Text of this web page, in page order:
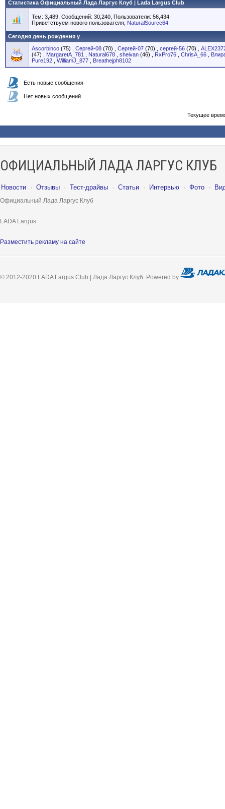
Статистика Официальный Лада Ларгус Клуб | Lada Largus Club
Тем: 3,489, Сообщений: 30,240, Пользователи: 56,434
Приветствуем нового пользователя, NaturalSource64
Сегодня день рождения у
Ascorbinco (75) Сергей-08 (70) Сергей-07 (70) сергей-56 (70)
(47)
MargaretA_781 Natural678 sheivan (46) RxPro76 ChrisA_66
Pure192
WilliamJ_877 Breathejph8102
Есть новые сообщения
Нет новых сообщений
Текущее
ОФИЦИАЛЬНЫЙ ЛАДА ЛАРГУС КЛУБ
Новости · Отзывы · Тест-драйвы · Статьи · Интервью · Фото ·
Официальный Лада Ларгус Клуб
LADA Largus
Разместить рекламу на сайте
© 2012-2020 LADA Largus Club | Лада Ларгус Клуб. Powered by